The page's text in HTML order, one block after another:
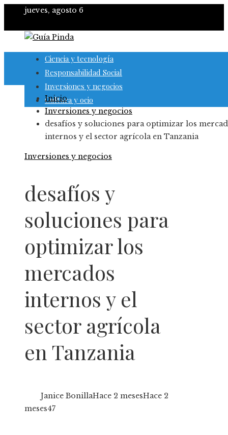
jueves, agosto 6
Ciencia y tecnología
Responsabilidad Social
Inversiones y negocios
Cultura y ocio
Inicio
Inversiones y negocios
desafíos y soluciones para optimizar los
internos y el sector agrícola en Tanzania
Inversiones y negocios
desafíos y
soluciones para
optimizar los
mercados
internos y el
sector agrícola
en Tanzania
Janice BonillaHace 2 mesesHace 2
meses47